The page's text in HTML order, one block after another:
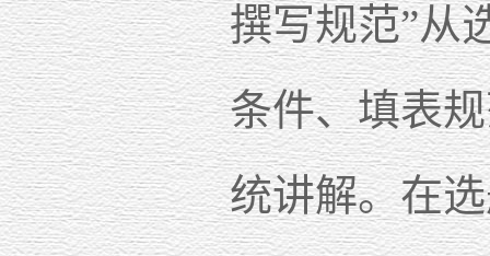
撰写规范”从
条件、填表
统讲解。在